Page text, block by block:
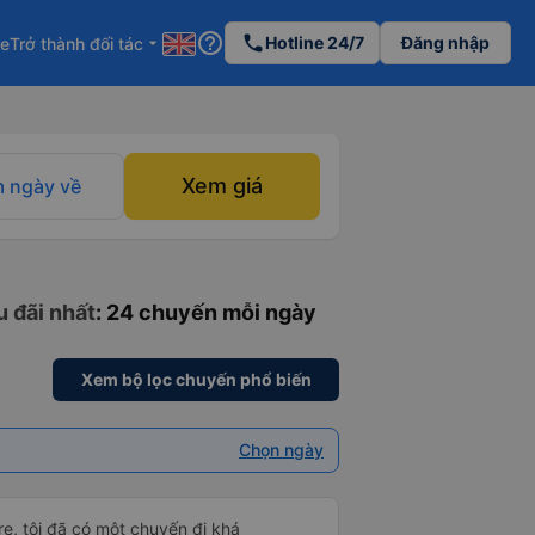
Trở thành đối tác arrow_drop_down help_outline phoneHotline 24/7 Đăng nhập
ngày về Xem giá
đãi nhất: 24 chuyến mỗi ngày
Xem bộ lọc chuyến phổ biến
Chọn ngày
tôi đã có một chuyến đi khá